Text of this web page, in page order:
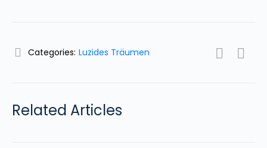
Categories: Luzides Träumen
Related Articles